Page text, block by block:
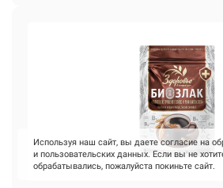
Используя наш сайт, вы даете согласие на
и пользовательских данных. Если вы не
обрабатывались, пожалуйста покиньте сайт.